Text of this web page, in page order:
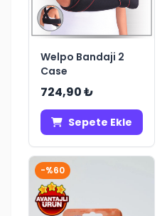
Welpo Bandaji 2
Case
724,90 ₺
Sepete Ekle
-%60